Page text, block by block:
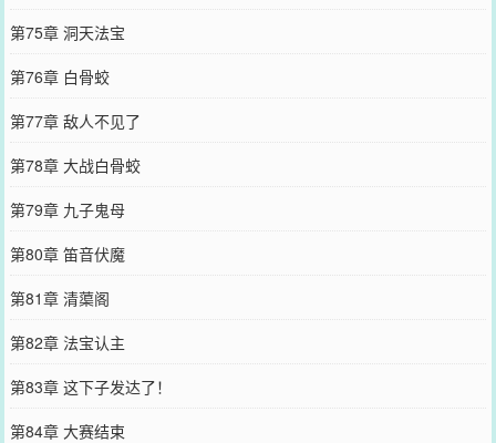
第75章 洞天法宝
第76章 白骨蛟
第77章 敌人不见了
第78章 大战白骨蛟
第79章 九子鬼母
第80章 笛音伏魔
第81章 清蕖阁
第82章 法宝认主
第83章 这下子发达了！
第84章 大赛结束